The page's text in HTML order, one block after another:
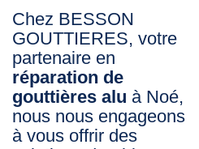
Chez BESSON
GOUTTIERES, votre
partenaire en
réparation de
gouttières alu à Noé,
nous nous engageons
à vous offrir des